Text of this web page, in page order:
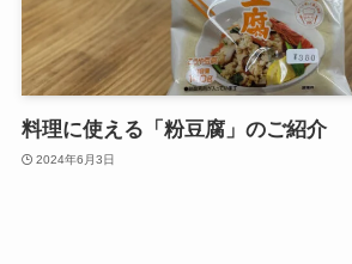
料理に使える「粉豆腐」のご紹介
2024年6月3日